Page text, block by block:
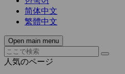
简体中文
繁體中文
Open main menu
人気のページ